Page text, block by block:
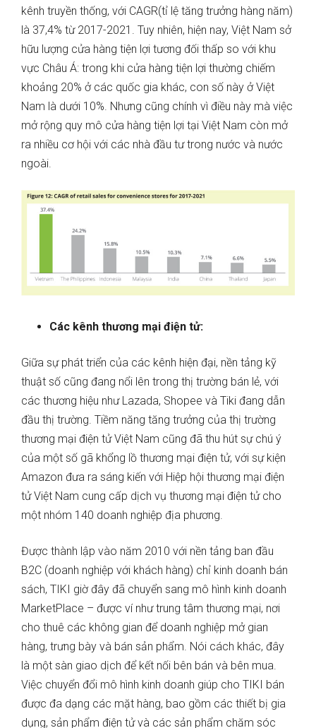
kênh truyền thống, với CAGR(tỉ lệ tăng trưởng hàng năm)
là 37,4% từ 2017-2021. Tuy nhiên, hiện nay, Việt Nam sở
hữu lượng cửa hàng tiện lợi tương đối thấp so với khu
vực Châu Á: trong khi cửa hàng tiện lợi thường chiếm
khoảng 20% ở các quốc gia khác, con số này ở Việt
Nam là dưới 10%. Nhưng cũng chính vì điều này mà việc
mở rộng quy mô cửa hàng tiện lợi tại Việt Nam còn mở
ra nhiều cơ hội với các nhà đầu tư trong nước và nước
ngoài.
Các kênh thương mại điện tử:
Giữa sự phát triển của các kênh hiện đại, nền tảng kỹ
thuật số cũng đang nổi lên trong thị trường bán lẻ, với
các thương hiệu như Lazada, Shopee và Tiki đang dẫn
đầu thị trường. Tiềm năng tăng trưởng của thị trường
thương mại điện tử Việt Nam cũng đã thu hút sự chú ý
của một số gã khổng lồ thương mại điện tử, với sự kiện
Amazon đưa ra sáng kiến ​​với Hiệp hội thương mại điện
tử Việt Nam cung cấp dịch vụ thương mại điện tử cho
một nhóm 140 doanh nghiệp địa phương.
Được thành lập vào năm 2010 với nền tảng ban đầu
B2C (doanh nghiệp với khách hàng) chỉ kinh doanh bán
sách, TIKI giờ đây đã chuyển sang mô hình kinh doanh
MarketPlace – được ví như trung tâm thương mại, nơi
cho thuê các không gian để doanh nghiệp mở gian
hàng, trưng bày và bán sản phẩm. Nói cách khác, đây
là một sàn giao dịch để kết nối bên bán và bên mua.
Việc chuyển đổi mô hình kinh doanh giúp cho TIKI bán
được đa dạng các mặt hàng, bao gồm các thiết bị gia
dụng, sản phẩm điện tử và các sản phẩm chăm sóc